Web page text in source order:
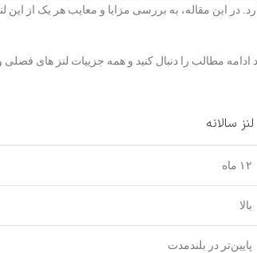
این مقاله، به بررسی مزایا و معایب هر یک از این
مطالب را دنبال کنید و همه جزییات لنز های فصلی و
لنز سالانه
۱۲ ماه
بالا
پایین‌تر در بلندمدت